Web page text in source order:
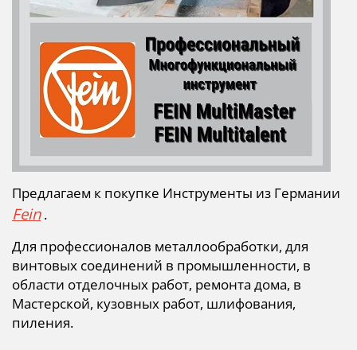
Предлагаем к покупке Инструменты из Германии
Fein.
Для профессионалов металлообработки, для
винтовых соединений в промышленности, в
области отделочных работ, ремонта дома, в
Мастерской, кузовных работ, шлифования,
пиления.